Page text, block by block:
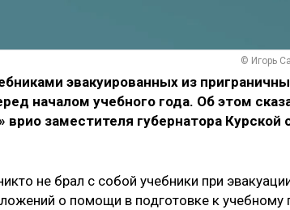
© Игорь
эвакуированных из
началом учебного года. Об этом
врио заместителя губернатора Курской
не брал с собой учебники при
о помощи в подготовке к учебному